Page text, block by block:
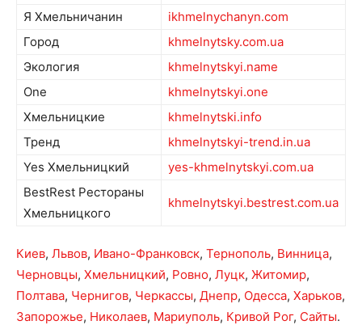
Я Хмельничанин
ikhmelnychanyn.com
Город
khmelnytsky.com.ua
Экология
khmelnytskyi.name
One
khmelnytskyi.one
Хмельницкие
khmelnytski.info
Тренд
khmelnytskyi-trend.in.ua
Yes Хмельницкий
yes-khmelnytskyi.com.ua
BestRest Рестораны
Хмельницкого
khmelnytskyi.bestrest.com.ua
Киев, Львов, Ивано-Франковск, Тернополь, Винница,
Черновцы, Хмельницкий, Ровно, Луцк, Житомир,
Полтава, Чернигов, Черкассы, Днепр, Одесса, Харьков,
Запорожье, Николаев, Мариуполь, Кривой Рог, Сайты.